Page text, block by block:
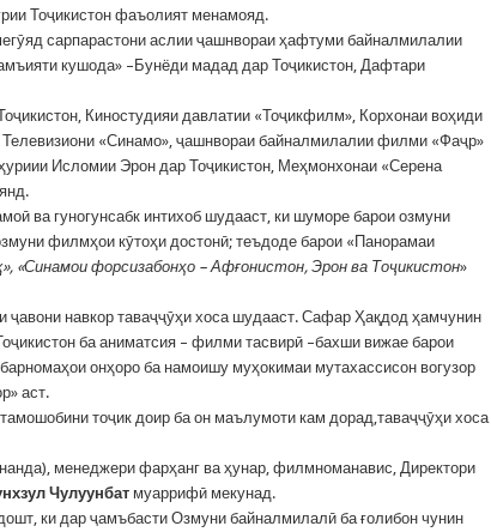
Тоҷикистон фаъолият менамояд.
сарпарастони аслии ҷашнвораи ҳафтуми байналмилалии
кушода» –Бунёди мадад дар Тоҷикистон, Дафтари
Киностудияи давлатии «Тоҷикфилм», Корхонаи воҳиди
Телевизиони «Синамо», ҷашнвораи байналмилалии филми «Фаҷр»
Исломии Эрон дар Тоҷикистон, Меҳмонхонаи «Серена
ва гуногунсабк интихоб шудааст, ки шуморе барои озмуни
филмҳои кӯтоҳи достонӣ; теъдоде барои «Панорамаи
», «Синамои форсизабонҳо – Афғонистон, Эрон ва Тоҷикистон»
навкор таваҷҷӯҳи хоса шудааст. Сафар Ҳақдод ҳамчунин
ба аниматсия – филми тасвирӣ –бахши вижае барои
онҳоро ба намоишу муҳокимаи мутахассисон вогузор
аст.
тоҷик доир ба он маълумоти кам дорад,таваҷҷӯҳи хоса
менеджери фарҳанг ва ҳунар, филмноманавис, Директори
Чулуунбатмуаррифӣ мекунад.
ки дар ҷамъбасти Озмуни байналмилалӣ ба ғолибон чунин